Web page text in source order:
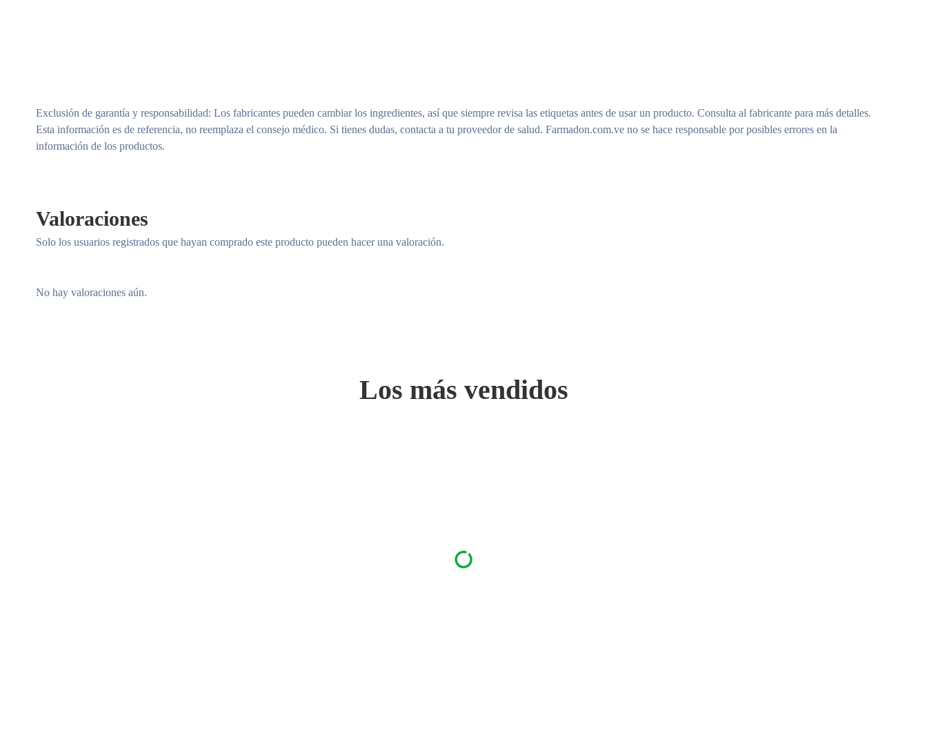
Exclusión de garantía y responsabilidad: Los fabricantes pueden cambiar los ingredientes, así que siempre revisa las etiquetas antes de usar un producto. Consulta al fabricante para más detalles.
Esta información es de referencia, no reemplaza el consejo médico. Si tienes dudas, contacta a tu proveedor de salud. Farmadon.com.ve no se hace responsable por posibles errores en la
información de los productos.
Valoraciones
No hay valoraciones aún.
Solo los usuarios registrados que hayan comprado este producto pueden hacer una valoración.
Los más vendidos